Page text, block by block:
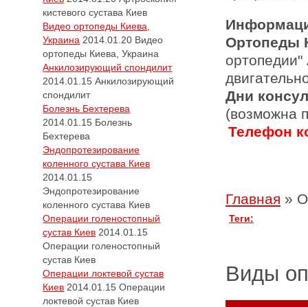
кистевого сустава Киев
Видео ортопеды Киева,
Украина 2014.01.20 Видео
ортопеды Киева, Украина
Анкилозирующий спондилит
2014.01.15 Анкилозирующий
спондилит
Болезнь Бехтерева
2014.01.15 Болезнь
Бехтерева
Эндопротезирование
коленного сустава Киев
2014.01.15
Эндопротезирование
коленного сустава Киев
Операции голеностопный
сустав Киев 2014.01.15
Операции голеностопный
сустав Киев
Операции локтевой сустав
Киев 2014.01.15 Операции
локтевой сустав Киев
Ортопеды
Дни
(возможна
Телефон
Главная »
Теги:
Виды